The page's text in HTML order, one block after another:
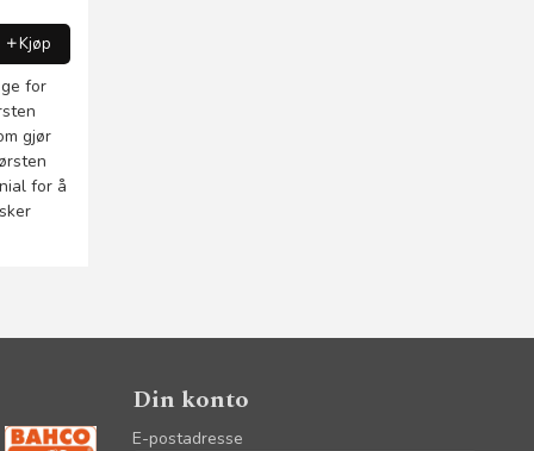
Kjøp
for
gjør
for å
Din konto
E-postadresse